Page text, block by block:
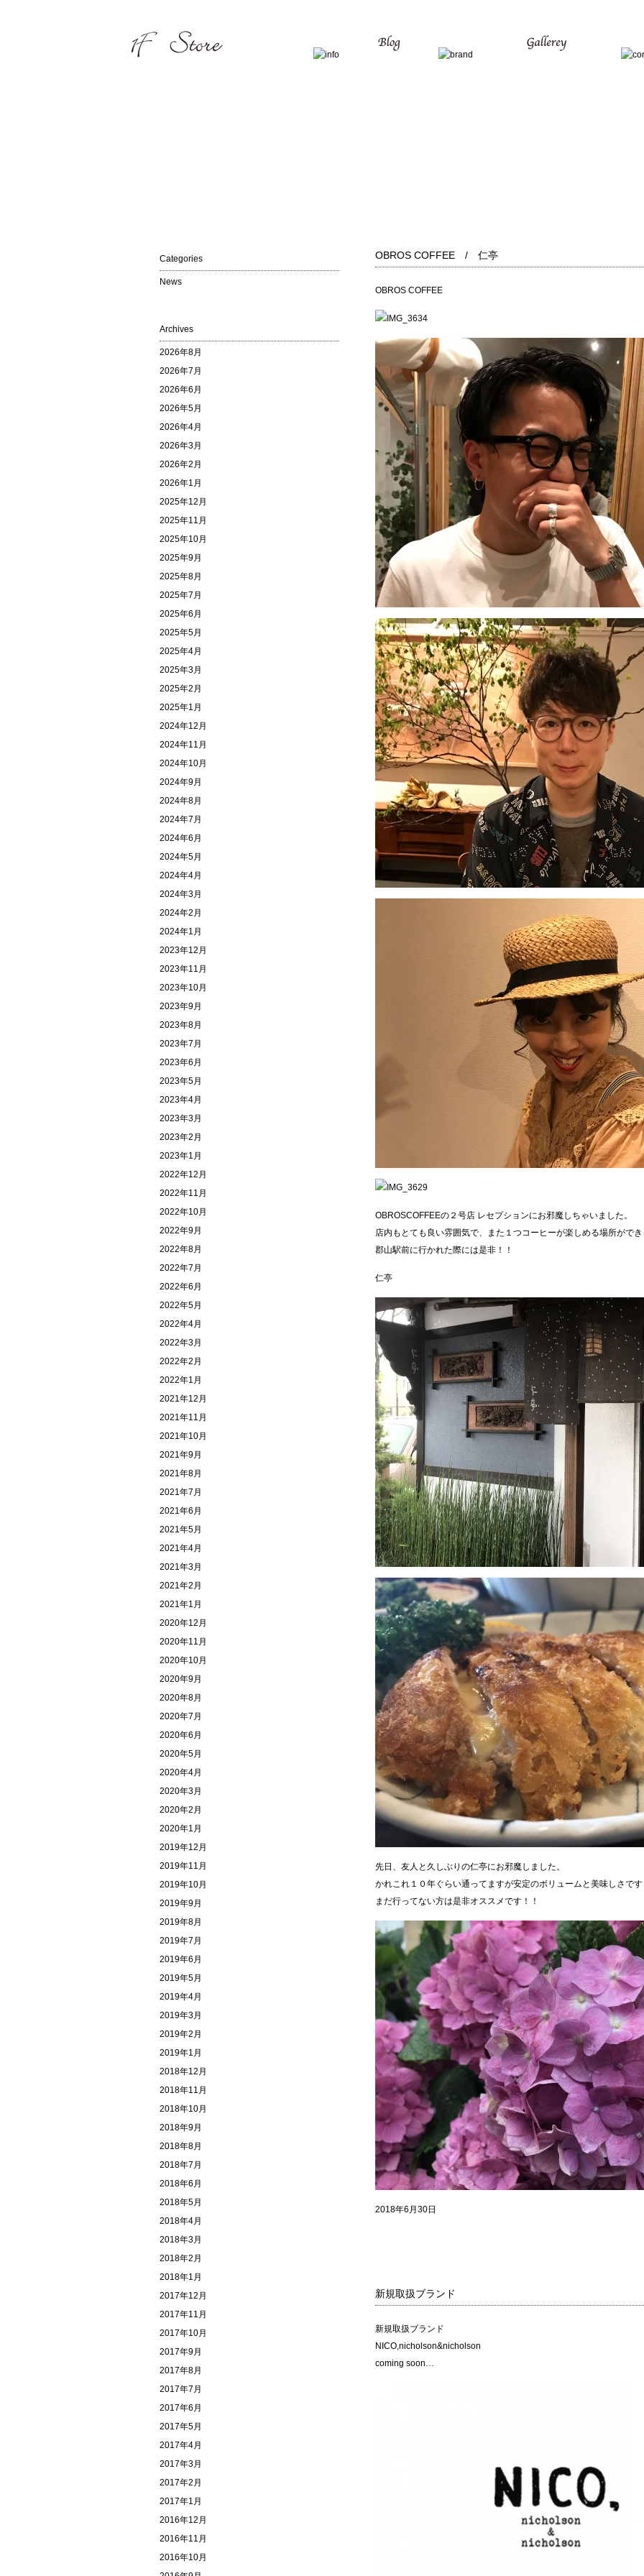
Categories
News
Archives
2026年8月
2026年7月
2026年6月
2026年5月
2026年4月
2026年3月
2026年2月
2026年1月
2025年12月
2025年11月
2025年10月
2025年9月
2025年8月
2025年7月
2025年6月
2025年5月
2025年4月
2025年3月
2025年2月
2025年1月
2024年12月
2024年11月
2024年10月
2024年9月
2024年8月
2024年7月
2024年6月
2024年5月
2024年4月
2024年3月
2024年2月
2024年1月
2023年12月
2023年11月
2023年10月
2023年9月
2023年8月
2023年7月
2023年6月
2023年5月
2023年4月
2023年3月
2023年2月
2023年1月
2022年12月
2022年11月
2022年10月
2022年9月
2022年8月
2022年7月
2022年6月
2022年5月
2022年4月
2022年3月
2022年2月
2022年1月
2021年12月
2021年11月
2021年10月
2021年9月
2021年8月
2021年7月
2021年6月
2021年5月
2021年4月
2021年3月
2021年2月
2021年1月
2020年12月
2020年11月
2020年10月
2020年9月
2020年8月
2020年7月
2020年6月
2020年5月
2020年4月
2020年3月
2020年2月
2020年1月
2019年12月
2019年11月
2019年10月
2019年9月
2019年8月
2019年7月
2019年6月
2019年5月
2019年4月
2019年3月
2019年2月
2019年1月
2018年12月
2018年11月
2018年10月
2018年9月
2018年8月
2018年7月
2018年6月
2018年5月
2018年4月
2018年3月
2018年2月
2018年1月
2017年12月
2017年11月
2017年10月
2017年9月
2017年8月
2017年7月
2017年6月
2017年5月
2017年4月
2017年3月
2017年2月
2017年1月
2016年12月
2016年11月
2016年10月
OBROS COFFEE / 仁亭
OBROS COFFEE
OBROSCOFFEEの２号店 レセプションにお邪魔しちゃいました。
店内もとても良い雰囲気で、また１つコーヒーが楽しめる場所がで
郡山駅前に行かれた際には是非！！
仁亭
先日、友人と久しぶりの仁亭にお邪魔しました。
かれこれ１０年ぐらい通ってますが安定のボリュームと美味しさで
まだ行ってない方は是非オススメです！！
2018年6月30日
新規取扱ブランド
新規取扱ブランド
NICO,nicholson&nicholson
coming soon…